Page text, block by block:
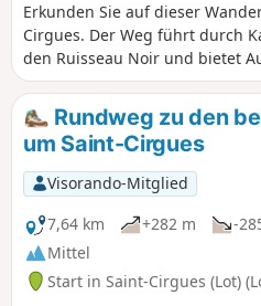
Erkunden Sie auf dieser
Cirgues. Der Weg führt durch
den Ruisseau Noir und bietet
des Haut-Ségala. Bei jedem
der Landschaften und den
Region.Rundweg zu den
um Saint-Cirgues
Visorando-Mitglied
7,64 km
+282 m -
Mittel
Start in Saint-Cirgues (Lot)